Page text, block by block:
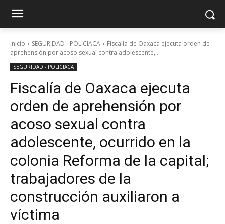
Inicio SEGURIDAD - POLICIACA
Fiscalía de Oaxaca ejecuta orden de
aprehensión por acoso sexual contra adolescente,...
SEGURIDAD - POLICIACA
Fiscalía de Oaxaca ejecuta
orden de aprehensión por
acoso sexual contra
adolescente, ocurrido en la
colonia Reforma de la capital;
trabajadores de la
construcción auxiliaron a
víctima